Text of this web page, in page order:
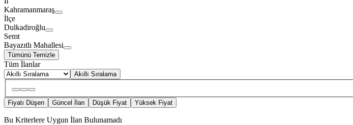
Kahramanmaraş
İlçe
Dulkadiroğlu
Semt
Bayazıtlı Mahallesi
Tümünü Temizle
Tüm İlanlar
Akıllı Sıralama
Fiyatı Düşen Güncel İlan Düşük Fiyat Yüksek Fiyat
Bu Kriterlere Uygun İlan Bulunamadı